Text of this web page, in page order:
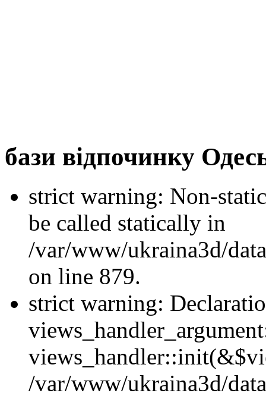
бази відпочинку
strict warning: Non-
be called statically in
/var/www/ukraina3d/
on line 879.
strict warning:
/var/www/ukraina3d/